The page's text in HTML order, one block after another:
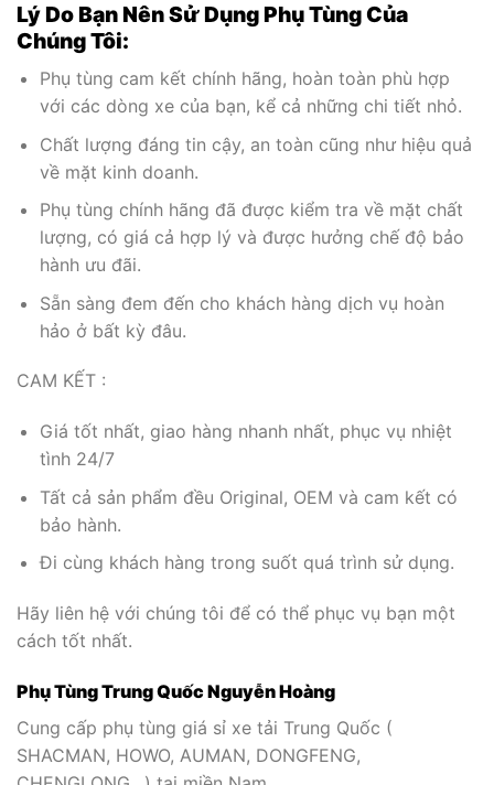
Lý Do Bạn Nên Sử Dụng Phụ Tùng Của
Chúng Tôi:
Phụ tùng cam kết chính hãng, hoàn toàn phù hợp
với các dòng xe của bạn, kể cả những chi tiết nhỏ.
Chất lượng đáng tin cậy, an toàn cũng như hiệu quả
về mặt kinh doanh.
Phụ tùng chính hãng đã được kiểm tra về mặt chất
lượng, có giá cả hợp lý và được hưởng chế độ bảo
hành ưu đãi.
Sẵn sàng đem đến cho khách hàng dịch vụ hoàn
hảo ở bất kỳ đâu.
CAM KẾT :
Giá tốt nhất, giao hàng nhanh nhất, phục vụ nhiệt
tình 24/7
Tất cả sản phẩm đều Original, OEM và cam kết có
bảo hành.
Đi cùng khách hàng trong suốt quá trình sử dụng.
Hãy liên hệ với chúng tôi để có thể phục vụ bạn một
cách tốt nhất.
Phụ Tùng Trung Quốc Nguyễn Hoàng
Cung cấp phụ tùng giá sỉ xe tải Trung Quốc (
SHACMAN, HOWO, AUMAN, DONGFENG,